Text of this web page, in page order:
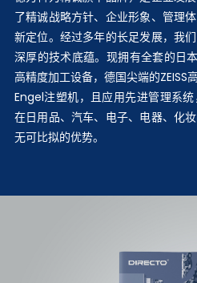
了精诚战略方针、企业形象、管理
新定位。经过多年的长足发展，我
深厚的技术底蕴。现拥有全套的日
高精度加工设备，德国尖端的ZEISS
Engel注塑机，且应用先进管理系
在日用品、汽车、电子、电器、化
无可比拟的优势。